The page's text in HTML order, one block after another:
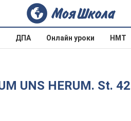
ДПА Онлайн уроки НМТ